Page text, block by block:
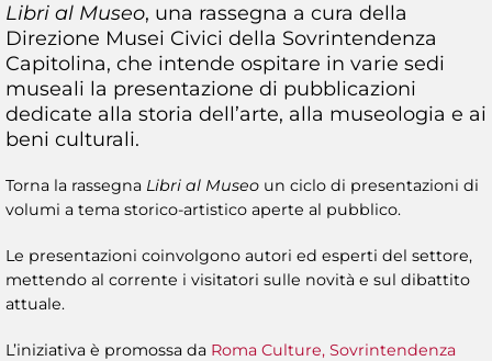
Libri al Museo, una rassegna a cura della
Direzione Musei Civici della Sovrintendenza
Capitolina, che intende ospitare in varie sedi
museali la presentazione di pubblicazioni
dedicate alla storia dell’arte, alla museologia e ai
beni culturali.
Torna la rassegna Libri al Museo un ciclo di presentazioni di
volumi a tema storico-artistico aperte al pubblico.
Le presentazioni coinvolgono autori ed esperti del settore,
mettendo al corrente i visitatori sulle novità e sul dibattito
attuale.
L’iniziativa è promossa da Roma Culture, Sovrintendenza